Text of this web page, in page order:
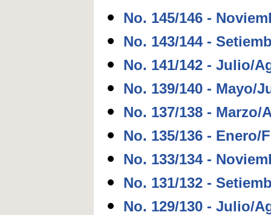
No. 145/146 -
No. 143/144 -
No. 141/142 - Julio/
No. 139/140 - Mayo/
No. 137/138 - Marzo/
No. 135/136 - Enero/
No. 133/134 -
No. 131/132 -
No. 129/130 - Julio/